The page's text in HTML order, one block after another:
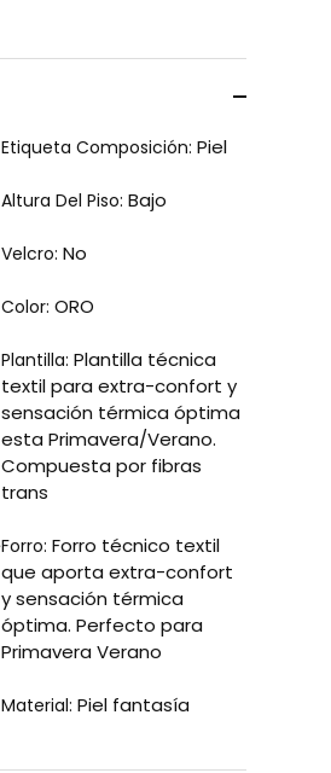
Etiqueta Composición: Piel
Altura Del Piso: Bajo
Velcro: No
Color: ORO
Plantilla: Plantilla técnica
textil para extra-confort y
sensación térmica óptima
esta Primavera/Verano.
Compuesta por fibras
trans
Forro: Forro técnico textil
que aporta extra-confort
y sensación térmica
óptima. Perfecto para
Primavera Verano
Material: Piel fantasía